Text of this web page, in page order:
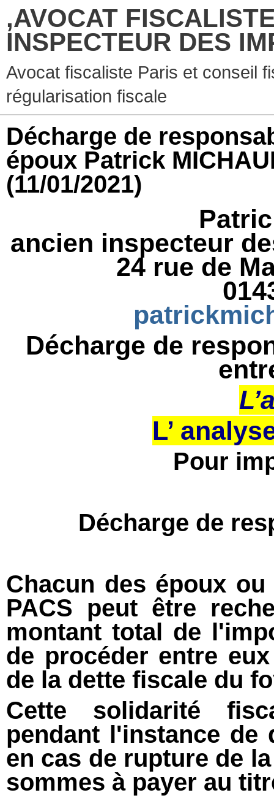
,AVOCAT
INSPECTEUR DES
Avocat fiscaliste Paris et conseil
régularisation fiscale
Décharge de
époux Patrick
(11/01/2021)
ancien inspecteur
24 rue de
Décharge de
L’
Pour
Décharge de
Chacun des époux
PACS peut être
montant total de
de procéder entre
de la dette fiscale du
Cette solidarité
pendant l'instance de
en cas de rupture de
sommes à payer au